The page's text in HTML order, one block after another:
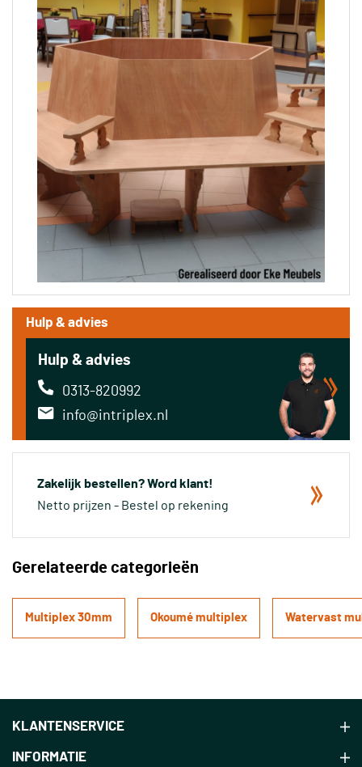
Hulp & advies
Hulp & advies
0313-820992
info@intriplex.nl
Zakelijk bestellen? Word klant!
Netto prijzen - Bestel op rekening
Gerelateerde categorieën
Multiplex 30mm Okoumé multiplex Watervast
KLANTENSERVICE
INFORMATIE